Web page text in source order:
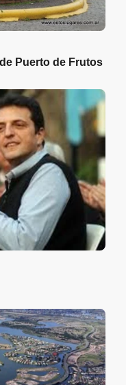
Puerto de Frutos